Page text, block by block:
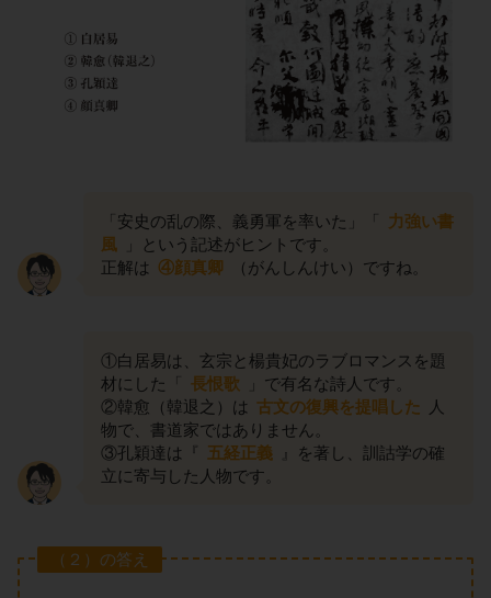
「安史の乱の際、義勇軍を率いた」「
力強い書
風
」という記述がヒントです。
正解は ④顔真卿 （がんしんけい）ですね。
①白居易は、玄宗と楊貴妃のラブロマンスを題
材にした「
長恨歌
」で有名な詩人です。
②韓愈（韓退之）は 古文の復興を提唱した
人
物で、書道家ではありません。
③孔穎達は『
五経正義
』を著し、訓詁学の確
立に寄与した人物です。
（２）の答え